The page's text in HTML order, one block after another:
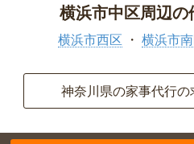
横浜市中区周辺の
横浜市西区 横浜市
神奈川県の家事代行の